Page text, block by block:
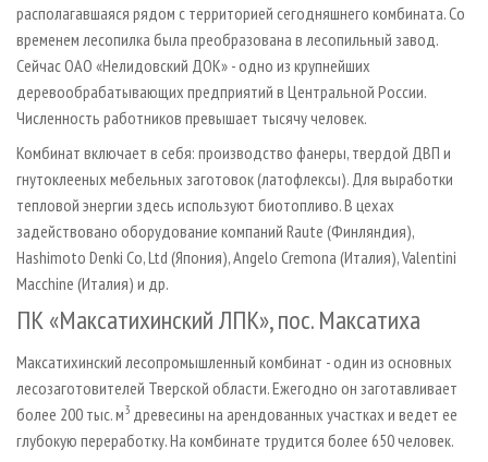
располагавшаяся рядом с территорией сегодняшнего комбината. Со
временем лесопилка была преобразована в лесопильный завод.
Сейчас ОАО «Нелидовский ДОК» - одно из крупнейших
деревообрабатывающих предприятий в Центральной России.
Численность работников превышает тысячу человек.
Комбинат включает в себя: производство фанеры, твердой ДВП и
гнутоклееных мебельных заготовок (латофлексы). Для выработки
тепловой энергии здесь используют биотопливо. В цехах
задействовано оборудование компаний Raute (Финляндия),
Hashimoto Denki Co, Ltd (Япония), Angelo Cremona (Италия), Valentini
Macchine (Италия) и др.
ПК «Максатихинский ЛПК», пос. Максатиха
Максатихинский лесопромышленный комбинат - один из основных
лесозаготовителей Тверской области. Ежегодно он заготавливает
более 200 тыс. м3 древесины на арендованных участках и ведет ее
глубокую переработку. На комбинате трудится более 650 человек.